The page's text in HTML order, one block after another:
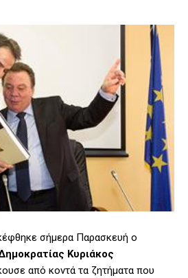
σήμερα Παρασκευή ο
Κυριάκος
από κοντά τα ζητήματα που